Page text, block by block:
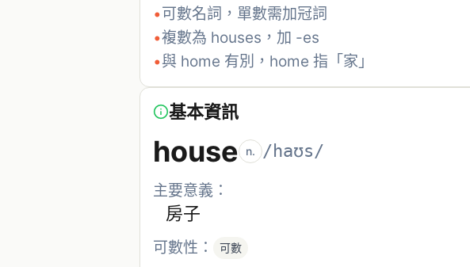
•可數名詞，單數需加冠詞
•複數為 houses，加 -es
•與 home 有別，home 指「家」
基本資訊
house n. /haʊs/
主要意義：
房子
可數性： 可數